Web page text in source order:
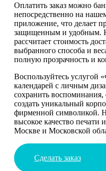
Оплатить заказ можно
непосредственно на
приложение, что делает
защищенным и удобным.
рассчитает стоимость
выбранного способа и
полную прозрачность и
Воспользуйтесь услугой
календарей с личным
сохранить воспоминания,
создать уникальный
фирменной символикой.
высокое качество печати
Москве и Московской
Сделать заказ